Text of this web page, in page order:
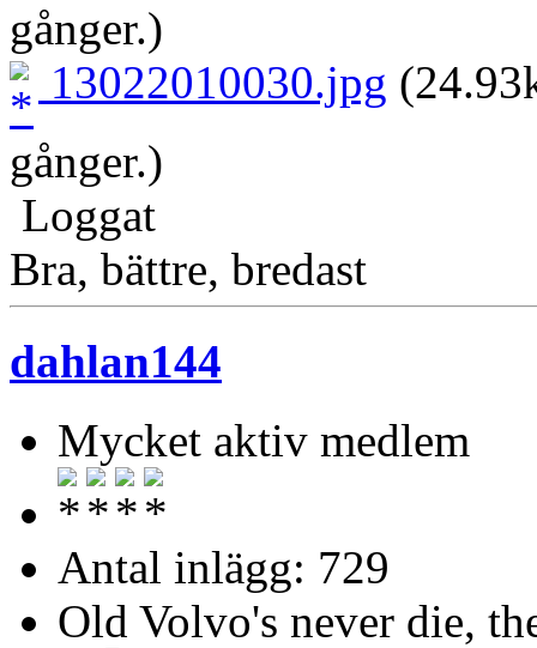
gånger.)
13022010030.jpg
gånger.)
Loggat
Bra, bättre, bredast
dahlan144
Mycket aktiv medlem
Antal inlägg: 729
Old Volvo's never die,